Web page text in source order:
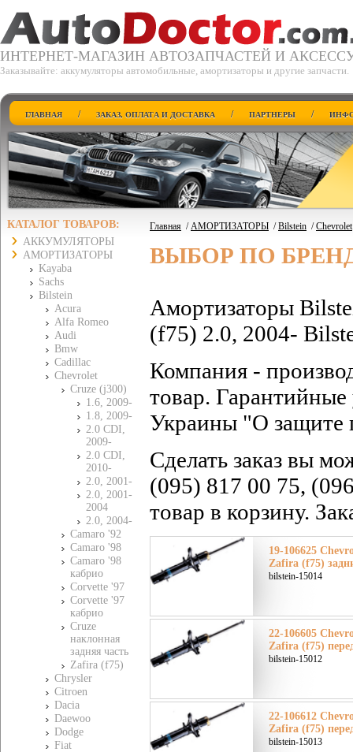
ИНТЕРНЕТ-МАГАЗИН АВТОЗАПЧАСТЕЙ И
Заказывайте: аккумуляторы автомобильные, амортизаторы и другие запчасти.
ГЛАВНАЯ / ЗАКАЗ, ОПЛАТА И ДОСТАВКА / ПАРТНЕРЫ /
КАТАЛОГ ТОВАРОВ:
АККУМУЛЯТОРЫ
АМОРТИЗАТОРЫ
Kayaba
Sachs
Bilstein
Acura
Alfa Romeo
Audi
Bmw
Cadillac
Chevrolet
Cruze (j300)
1.6, 2009-
1.8, 2009-
2.0 CDI,
2009-
2.0 CDI,
2010-
2.0, 2001-
2.0, 2001-
2004
2.0, 2004-
Camaro '92
Camaro '98
Camaro '98
кабрио
Corvette '97
Corvette '97
кабрио
Cruze
наклонная
задняя часть
Zafira (f75)
Chrysler
Citroen
Dacia
Daewoo
Dodge
Fiat
Главная /АМОРТИЗАТОРЫ /Bilstein /Chevrolet
ВЫБОР ПО
Амортизаторы
(f75) 2.0, 2004-
Компания -
товар. Гарантийные
Украины "О защите
Сделать заказ вы
(095) 817 00 75,
товар в корзину.
19-106625
Zafira (f75)
bilstein-15014
22-106605
Zafira (f75)
bilstein-15012
22-106612
Zafira (f75)
bilstein-15013